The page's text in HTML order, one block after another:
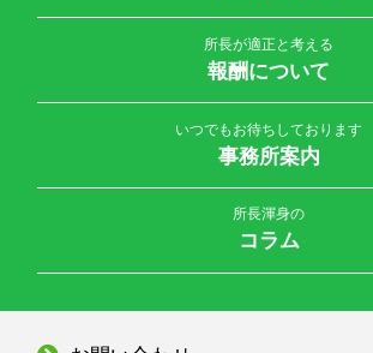
所長が適正と考える
報酬について
いつでもお待ちしております
事務所案内
所長渾身の
コラム